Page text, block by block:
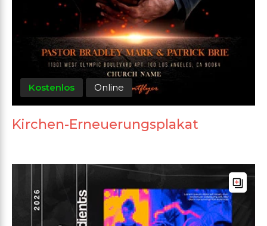
Kostenlos Online
Kirchen-Erneuerungsplakat